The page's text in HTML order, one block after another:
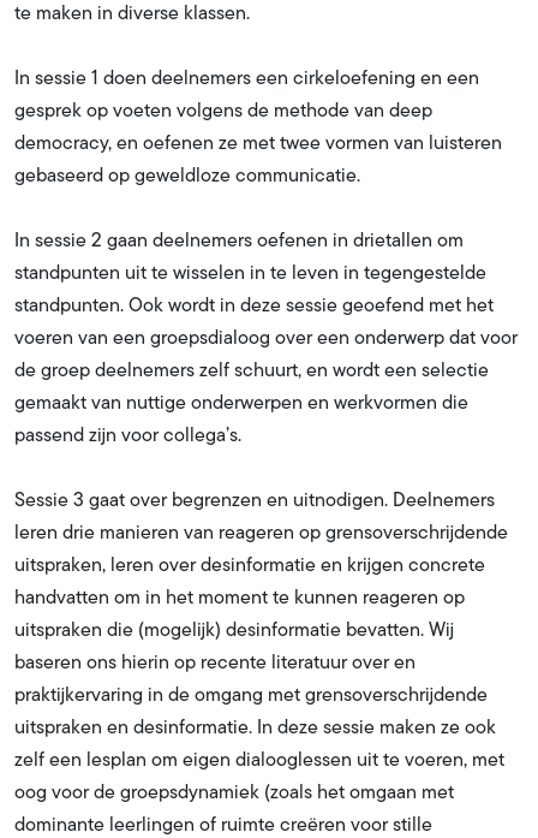
te maken in diverse klassen.
In sessie 1 doen deelnemers een cirkeloefening en een
gesprek op voeten volgens de methode van deep
democracy, en oefenen ze met twee vormen van luisteren
gebaseerd op geweldloze communicatie.
In sessie 2 gaan deelnemers oefenen in drietallen om
standpunten uit te wisselen in te leven in tegengestelde
standpunten. Ook wordt in deze sessie geoefend met het
voeren van een groepsdialoog over een onderwerp dat voor
de groep deelnemers zelf schuurt, en wordt een selectie
gemaakt van nuttige onderwerpen en werkvormen die
passend zijn voor collega’s.
Sessie 3 gaat over begrenzen en uitnodigen. Deelnemers
leren drie manieren van reageren op grensoverschrijdende
uitspraken, leren over desinformatie en krijgen concrete
handvatten om in het moment te kunnen reageren op
uitspraken die (mogelijk) desinformatie bevatten. Wij
baseren ons hierin op recente literatuur over en
praktijkervaring in de omgang met grensoverschrijdende
uitspraken en desinformatie. In deze sessie maken ze ook
zelf een lesplan om eigen dialooglessen uit te voeren, met
oog voor de groepsdynamiek (zoals het omgaan met
dominante leerlingen of ruimte creëren voor stille